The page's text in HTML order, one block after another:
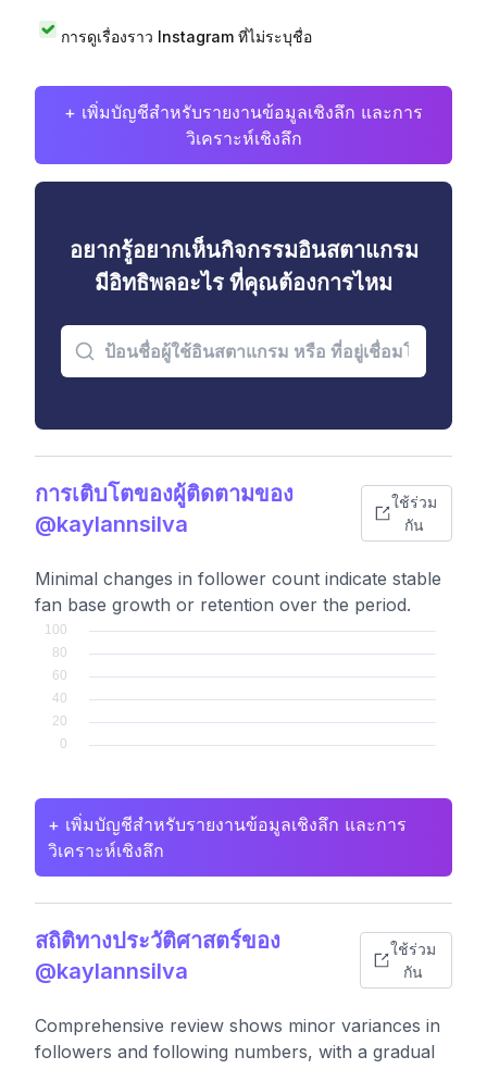
การดูเรื่องราว Instagram ที่ไม่ระบุชื่อ
+ เพิ่มบัญชีสำหรับรายงานข้อมูลเชิงลึก และการ
วิเคราะห์เชิงลึก
อยากรู้อยากเห็นกิจกรรมอินสตาแกรม
มีอิทธิพลอะไร ที่คุณต้องการไหม
การเติบโตของผู้ติดตามของ
@kaylannsilva
ใช้ร่วม
กัน
Minimal changes in follower count indicate stable
fan base growth or retention over the period.
+ เพิ่มบัญชีสำหรับรายงานข้อมูลเชิงลึก และการ
วิเคราะห์เชิงลึก
สถิติทางประวัติศาสตร์ของ
@kaylannsilva
ใช้ร่วม
กัน
Comprehensive review shows minor variances in
followers and following numbers, with a gradual